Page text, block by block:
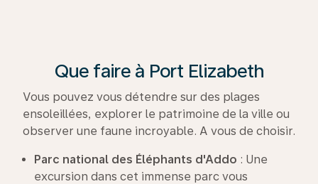
Que faire à Port Elizabeth
Vous pouvez vous détendre sur des plages
ensoleillées, explorer le patrimoine de la ville ou
observer une faune incroyable. A vous de choisir.
Parc national des Éléphants d'Addo : Une
excursion dans cet immense parc vous